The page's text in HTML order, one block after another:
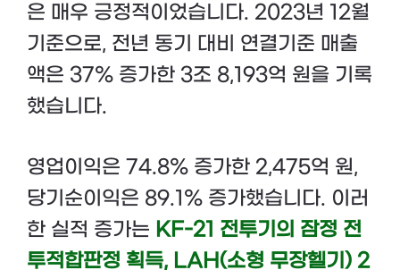
은 매우 긍정적이었습니다. 2023년 12월
기준으로, 전년 동기 대비 연결기준 매출
액은 37% 증가한 3조 8,193억 원을 기록
했습니다.
영업이익은 74.8% 증가한 2,475억 원,
당기순이익은 89.1% 증가했습니다. 이러
한 실적 증가는 KF-21 전투기의 잠정 전
투적합판정 획득, LAH(소형 무장헬기) 2